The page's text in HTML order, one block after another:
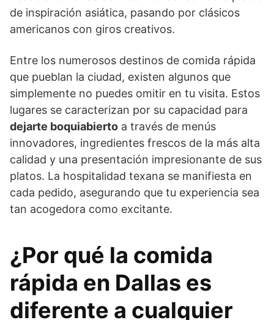
de inspiración asiática, pasando por clásicos
americanos con giros creativos.
Entre los numerosos destinos de comida rápida
que pueblan la ciudad, existen algunos que
simplemente no puedes omitir en tu visita. Estos
lugares se caracterizan por su capacidad para
dejarte boquiabierto a través de menús
innovadores, ingredientes frescos de la más alta
calidad y una presentación impresionante de sus
platos. La hospitalidad texana se manifiesta en
cada pedido, asegurando que tu experiencia sea
tan acogedora como excitante.
¿Por qué la comida
rápida en Dallas es
diferente a cualquier